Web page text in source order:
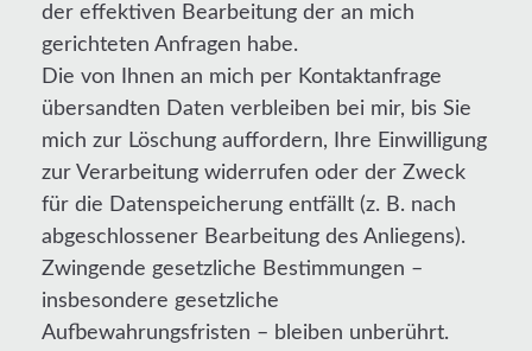
der effektiven Bearbeitung der an mich
gerichteten Anfragen habe.
Die von Ihnen an mich per Kontaktanfrage
übersandten Daten verbleiben bei mir, bis Sie
mich zur Löschung auffordern, Ihre Einwilligung
zur Verarbeitung widerrufen oder der Zweck
für die Datenspeicherung entfällt (z. B. nach
abgeschlossener Bearbeitung des Anliegens).
Zwingende gesetzliche Bestimmungen –
insbesondere gesetzliche
Aufbewahrungsfristen – bleiben unberührt.